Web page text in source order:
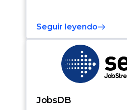
Seguir leyendo
JobsDB